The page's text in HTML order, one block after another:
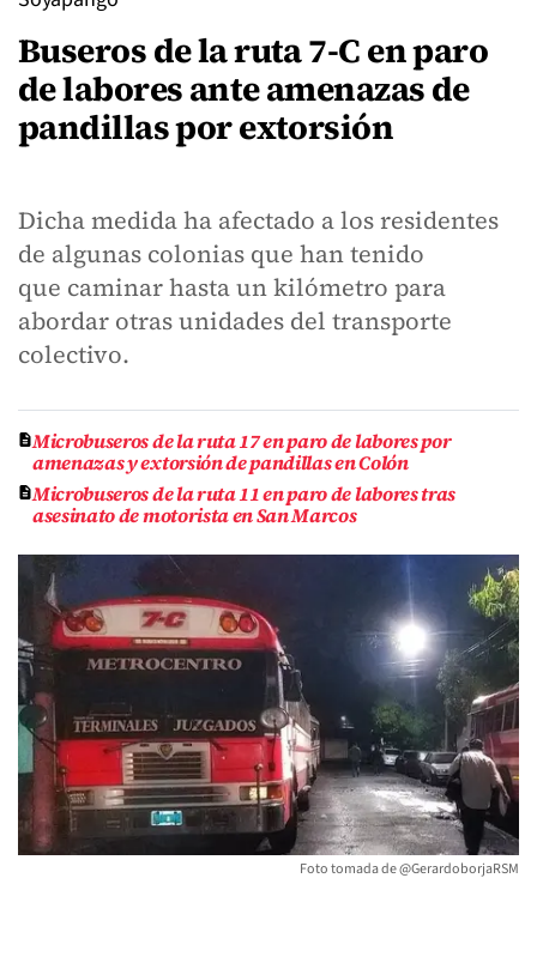
Buseros de la ruta 7-C en paro
de labores ante amenazas de
pandillas por extorsión
Dicha medida ha afectado a los residentes
de algunas colonias que han tenido
que caminar hasta un kilómetro para
abordar otras unidades del transporte
colectivo.
Microbuseros de la ruta 17 en paro de labores por
amenazas y extorsión de pandillas en Colón
Microbuseros de la ruta 11 en paro de labores tras
asesinato de motorista en San Marcos
Foto tomada de @GerardoborjaRSM